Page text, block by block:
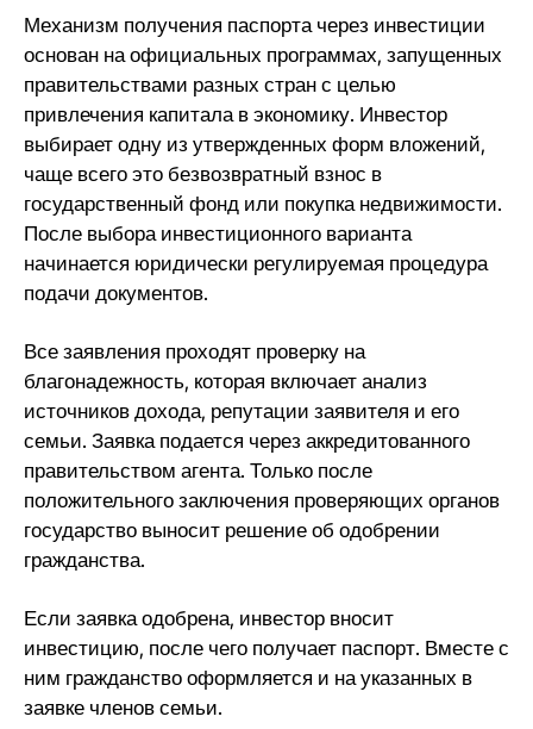
Механизм получения паспорта через инвестиции
основан на официальных программах, запущенных
правительствами разных стран с целью
привлечения капитала в экономику. Инвестор
выбирает одну из утвержденных форм вложений,
чаще всего это безвозвратный взнос в
государственный фонд или покупка недвижимости.
После выбора инвестиционного варианта
начинается юридически регулируемая процедура
подачи документов.
Все заявления проходят проверку на
благонадежность, которая включает анализ
источников дохода, репутации заявителя и его
семьи. Заявка подается через аккредитованного
правительством агента. Только после
положительного заключения проверяющих органов
государство выносит решение об одобрении
гражданства.
Если заявка одобрена, инвестор вносит
инвестицию, после чего получает паспорт. Вместе с
ним гражданство оформляется и на указанных в
заявке членов семьи.